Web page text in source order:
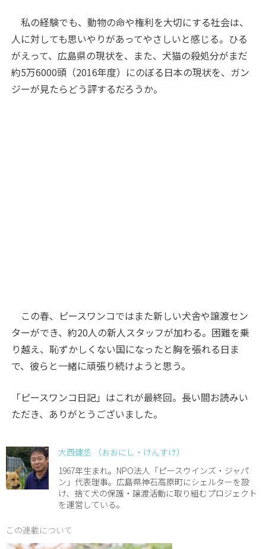
私の経験でも、動物の命や権利を大切にする社会は、
人に対しても思いやりがあってやさしいと感じる。ひる
がえって、広島県の現状を、また、犬猫の殺処分がまだ
約5万6000頭（2016年度）にのぼる日本の現状を、ガン
ジーが見たらどう評するだろうか。
この春、ピースワンコではまた新しい犬舎や譲渡セン
ターができ、約20人の新人スタッフが加わる。困難を乗
り越え、恥ずかしくない国になったと胸を張れる日ま
で、彼らと一緒に頑張り続けようと思う。
「ピースワンコ日記」はこれが最終回。長い間お読みい
ただき、ありがとうございました。
大西健丞 （おおにし・けんすけ）
1967年生まれ。NPO法人「ピースウインズ・ジャパ
ン」代表理事。広島県神石高原町にシェルターを設
け、捨て犬の保護・譲渡活動に取り組むプロジェクト
を運営している。
この連載について